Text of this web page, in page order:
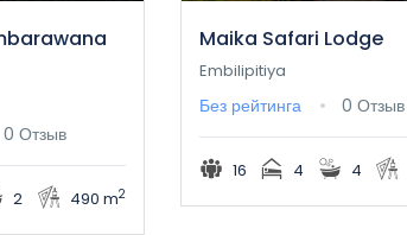
0 Отзыв
2 490 m2
Maika Safari Lodge
Embilipitiya
Без рейтинга 0 Отзыв
16 4 4